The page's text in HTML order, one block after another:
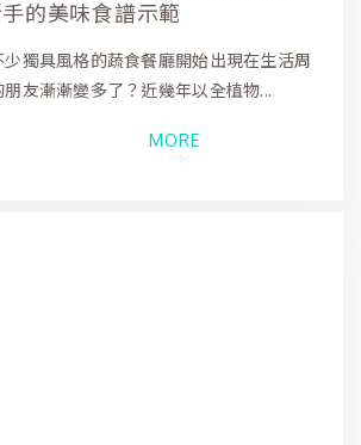
的美味食譜示範
獨具風格的蔬食餐廳開始出現在生活周
友漸漸變多了？近幾年以全植物...
MORE